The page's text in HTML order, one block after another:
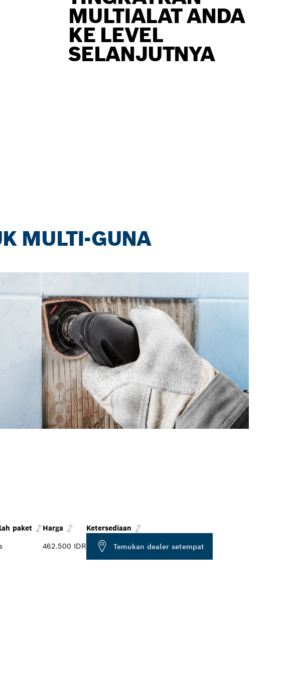
MULTIALAT ANDA
KE LEVEL
SELANJUTNYA
MULTI-GUNA
paket Harga
Ketersediaan
462.500 IDR Temukan dealer setempat